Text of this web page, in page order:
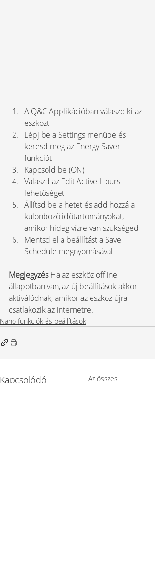
A Q&C Applikációban válaszd ki az
eszközt
Lépj be a Settings menübe és
keresd meg az Energy Saver
funkciót
Kapcsold be (ON)
Válaszd az Edit Active Hours
lehetőséget
Állítsd be a hetet és add hozzá a
különböző időtartományokat,
amikor hideg vízre van szükséged
Mentsd el a beállítást a Save
Schedule megnyomásával
Megjegyzés Ha az eszköz offline
állapotban van, az új beállítások akkor
aktiválódnak, amikor az eszköz újra
csatlakozik az internetre.
Nano funkciók és beállítások
Kapcsolódó
Az összes